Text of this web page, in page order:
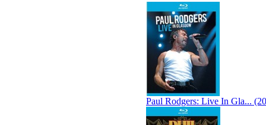
Paul Rodgers: Live In Gla...